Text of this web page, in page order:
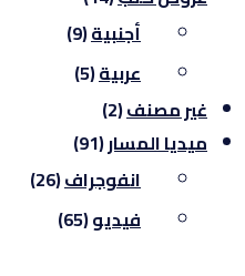
أجنبية(9)
عربية(5)
غير مصنف(2)
ميديا المسار(91)
انفوجراف(26)
فيديو(65)